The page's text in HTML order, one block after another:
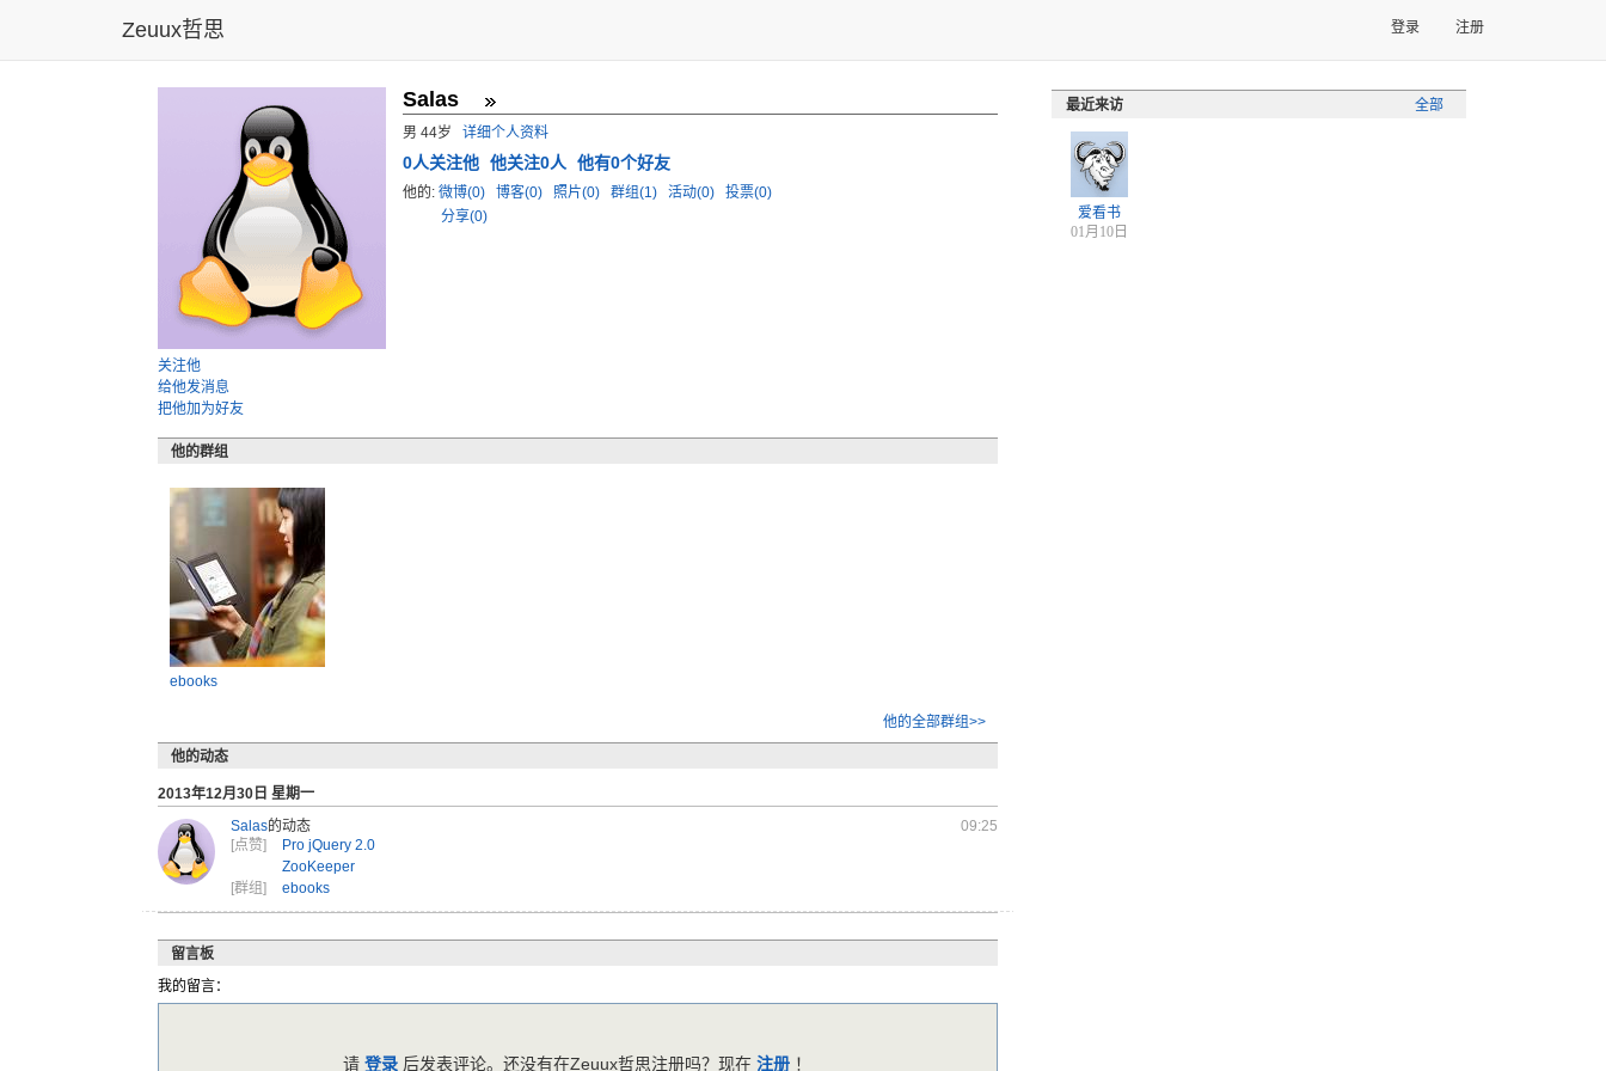
Zeuux哲思 登录 注册
关注他
给他发消息
把他加为好友
Salas
男 44岁 详细个人资料
0人关注他 他关注0人 他有0个好友
他的: 微博(0) 博客(0) 照片(0) 群组(1) 活动(0)
投票(0)
分享(0)
他的群组
ebooks
他的全部群组>>
他的动态
2013年12月30日 星期一
Salas的动态
09:25
[点赞]
Pro jQuery 2.0
ZooKeeper
[群组]
ebooks
留言板
我的留言：
请登录 后发表评论。还没有在Zeuux哲思注册吗？现在注册 ！
全部
最近来访
爱看书
01月10日